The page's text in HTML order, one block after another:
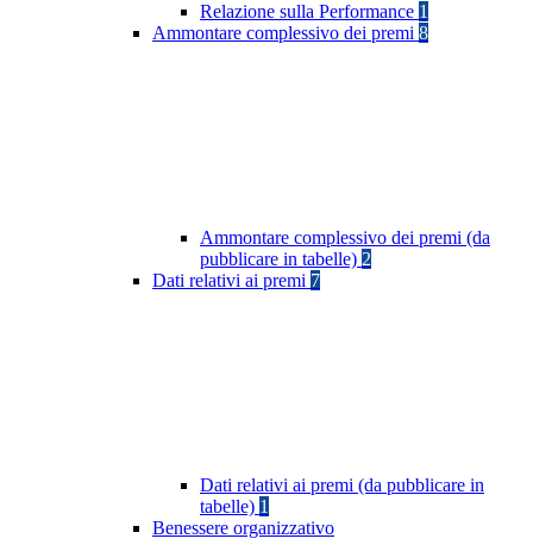
Relazione sulla Performance 1
Ammontare complessivo dei premi 8
Ammontare complessivo dei premi (da
pubblicare in tabelle) 2
Dati relativi ai premi 7
Dati relativi ai premi (da pubblicare in
tabelle) 1
Benessere organizzativo